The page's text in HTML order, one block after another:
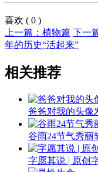
喜欢 ( 0 )
上一篇：植物篇 下一
年的历史“活起来”
相关推荐
爸爸对我的头像
谷雨24节气秀丽
字愿其说 | 原创